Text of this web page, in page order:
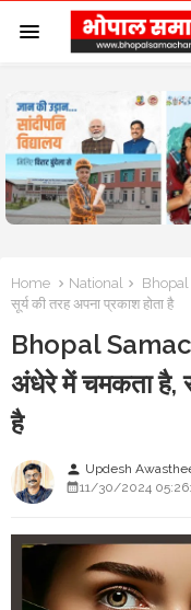
Home National
Bhopal
सूर्य की तरह अपना प्रकाश होता है
Bhopal
अंधेरे में चमकता है,
है
person Updesh
11/30/2024